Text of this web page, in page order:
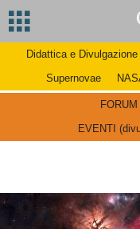
Didattica e Divulgazione
Supernovae
FORUM
EVENTI